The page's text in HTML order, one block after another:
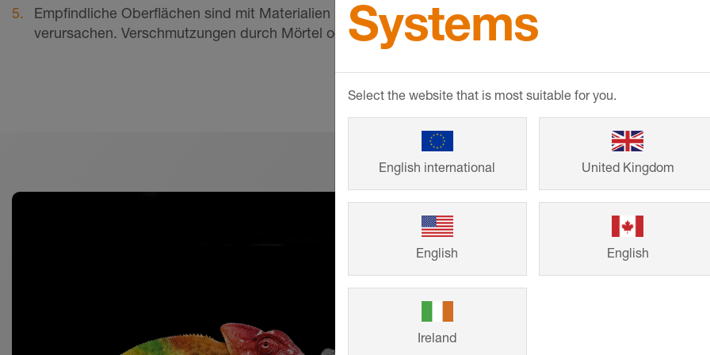
Empfindliche Oberflächen sind mit Materialien und Werkzeugen zu verarbeiten, die keine Kratzspuren
verursachen. Verschmutzungen durch Mörtel oder Fliesenkleber – vor allem bei Aluminium – sind sofort
Bringen Sie Ihr
bieten Ihnen
Systems
Select the website that is most suitable for you.
English international United Kingdom
English English
Ireland